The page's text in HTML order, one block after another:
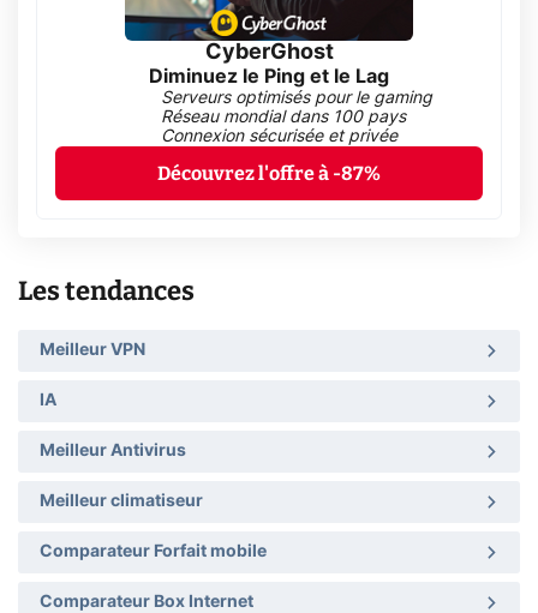
CyberGhost
Diminuez le Ping et le Lag
Serveurs optimisés pour le gaming
Réseau mondial dans 100 pays
Connexion sécurisée et privée
Découvrez l'offre à -87%
Les tendances
Meilleur VPN
IA
Meilleur Antivirus
Meilleur climatiseur
Comparateur Forfait mobile
Comparateur Box Internet